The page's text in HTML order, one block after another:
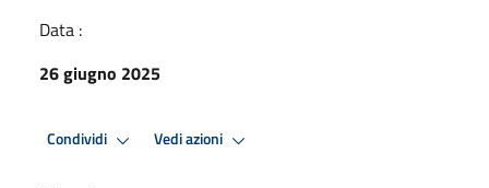
Data :
26 giugno 2025
Condividi Vedi azioni